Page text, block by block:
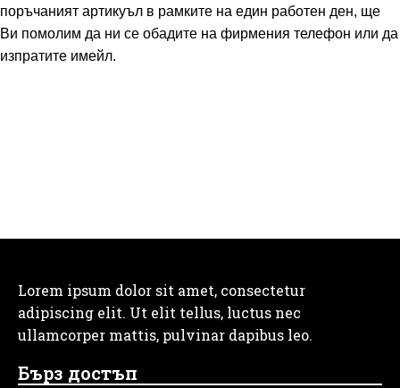
поръчаният артикуъл в рамките на един работен ден, ще
Ви помолим да ни се обадите на фирмения телефон или да
изпратите имейл.
Lorem ipsum dolor sit amet, consectetur
adipiscing elit. Ut elit tellus, luctus nec
ullamcorper mattis, pulvinar dapibus leo.
Бърз достъп